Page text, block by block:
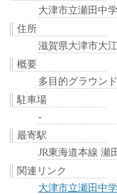
大津市立瀬田中
住所
滋賀県大津市大
概要
多目的グラウン
駐車場
-
最寄駅
JR東海道本線 瀬
関連リンク
大津市立瀬田中